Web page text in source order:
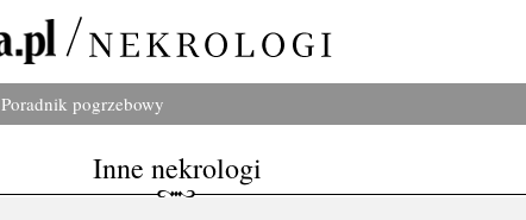
Poradnik pogrzebowy
Inne nekrologi